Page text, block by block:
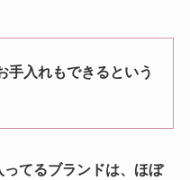
手入れもできるという
てるブランドは、ほぼ